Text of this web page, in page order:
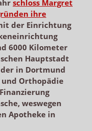
schloss Margret
ihre
der Einrichtung
6000 Kilometer
Hauptstadt
in Dortmund
Orthopädie
weswegen
Apotheke in